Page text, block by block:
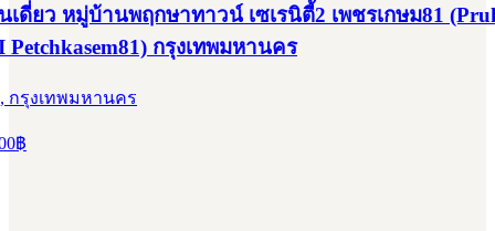
ซี เพชรเกษม 2 ใกล้รถไฟฟ้า